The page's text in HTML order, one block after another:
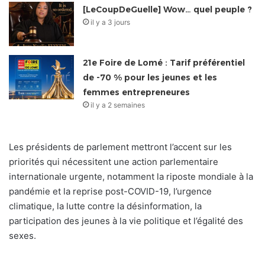
[LeCoupDeGuelle] Wow… quel peuple ?
il y a 3 jours
21e Foire de Lomé : Tarif préférentiel
de -70 % pour les jeunes et les
femmes entrepreneures
il y a 2 semaines
Les présidents de parlement mettront l’accent sur les
priorités qui nécessitent une action parlementaire
internationale urgente, notamment la riposte mondiale à la
pandémie et la reprise post-COVID-19, l’urgence
climatique, la lutte contre la désinformation, la
participation des jeunes à la vie politique et l’égalité des
sexes.